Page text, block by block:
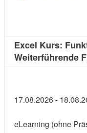
Excel Kurs:
Weiterführende
17.08.2026 -
eLearning (ohne